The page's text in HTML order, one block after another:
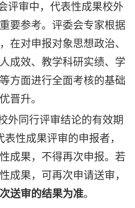
评审中，代表性成果校外
要参考。评委会专家根据
在对申报对象思想政治、
成效、教学科研实绩、学
方面进行全面考核的基础
晋升。
外同行评审结论的有效期
性成果评审的申报者，
成果，不得再次申报。若
成果，可再次申请送审，
送审的结果为准。